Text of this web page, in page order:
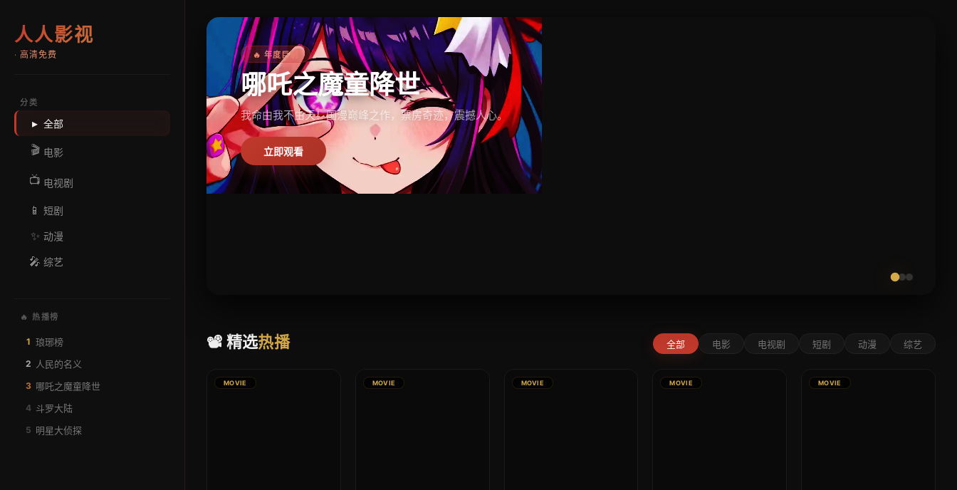
人人影视
· 高清免费
分类
▸ 全部
🎬 电影
📺 电视剧
📱 短剧
✨ 动漫
🎤 综艺
🔥 热播榜
1 琅琊榜
2 人民的名义
3 哪吒之魔童降世
4 斗罗大陆
5 明星大侦探
🔥 年度巨制
哪吒之魔童降世
我命由我不由天！国漫巅峰之作，票房奇迹，震撼人心。
立即观看
📺 口碑神剧
琅琊榜
麒麟才子，江左梅郎。权谋巅峰，胡歌封神之作。
立即观看
📽️ 精选热播 全部 电影 电视剧 短剧 动漫 综艺
MOVIE MOVIE MOVIE MOVIE MOVIE